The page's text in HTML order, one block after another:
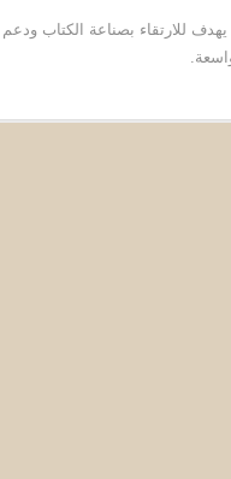
للارتقاء بصناعة الكتاب ودعم